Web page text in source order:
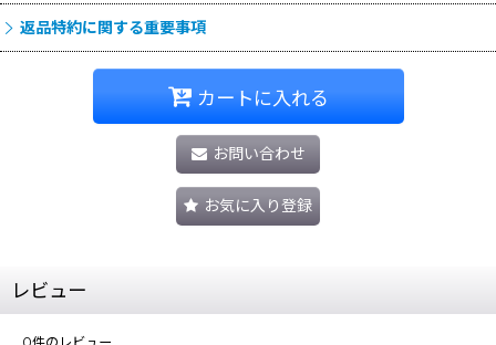
返品特約に関する重要事項
カートに入れる
お問い合わせ
お気に入り登録
レビュー